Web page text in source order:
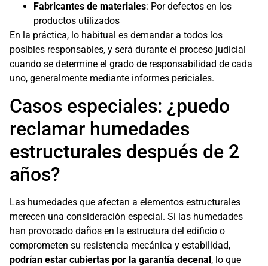
Fabricantes de materiales: Por defectos en los
productos utilizados
En la práctica, lo habitual es demandar a todos los
posibles responsables, y será durante el proceso judicial
cuando se determine el grado de responsabilidad de cada
uno, generalmente mediante informes periciales.
Casos especiales: ¿puedo
reclamar humedades
estructurales después de 2
años?
Las humedades que afectan a elementos estructurales
merecen una consideración especial. Si las humedades
han provocado daños en la estructura del edificio o
comprometen su resistencia mecánica y estabilidad,
podrían estar cubiertas por la garantía decenal, lo que